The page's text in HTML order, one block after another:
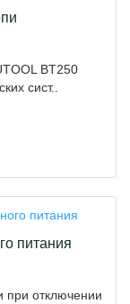
BT250
сист..
питания
при отключении